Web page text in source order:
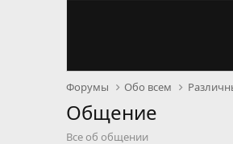
Форумы Обо всем
Общение
Все об общении